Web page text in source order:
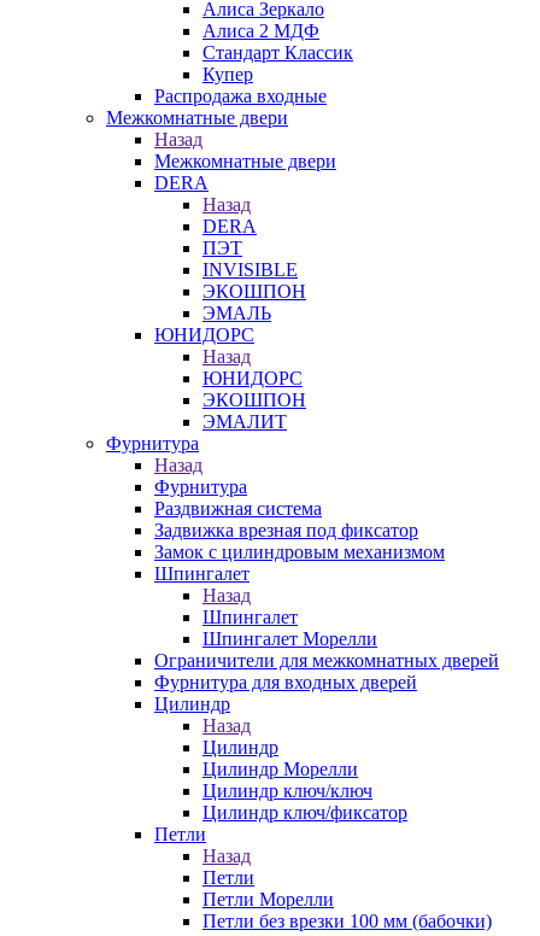
Алиса Зеркало
Алиса 2 МДФ
Стандарт Классик
Купер
Распродажа входные
Межкомнатные двери
Назад
Межкомнатные двери
DERA
Назад
DERA
ПЭТ
INVISIBLE
ЭКОШПОН
ЭМАЛЬ
ЮНИДОРС
Назад
ЮНИДОРС
ЭКОШПОН
ЭМАЛИТ
Фурнитура
Назад
Фурнитура
Раздвижная система
Задвижка врезная под фиксатор
Замок с цилиндровым механизмом
Шпингалет
Назад
Шпингалет
Шпингалет Морелли
Ограничители для межкомнатных дверей
Фурнитура для входных дверей
Цилиндр
Назад
Цилиндр
Цилиндр Морелли
Цилиндр ключ/ключ
Цилиндр ключ/фиксатор
Петли
Назад
Петли
Петли Морелли
Петли без врезки 100 мм (бабочки)